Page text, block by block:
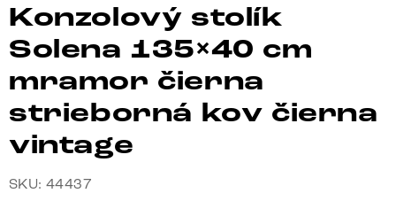
Konzolový stolík
Solena 135×40 cm
mramor čierna
strieborná kov čierna
vintage
SKU: 44437